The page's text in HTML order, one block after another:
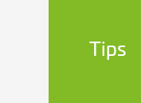
Tips